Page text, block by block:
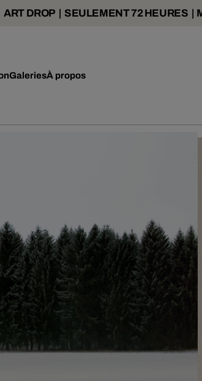
ART DROP | SEULEMENT 72 HEURES |
GaleriesÀ propos